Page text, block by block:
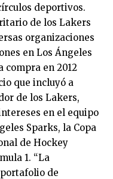
deportivos.
de los Lakers
organizaciones
en Los Ángeles
compra en 2012
que incluyó a
de los Lakers,
en el equipo
Sparks, la Copa
de Hockey
1. “La
de